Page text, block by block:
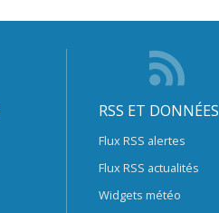
RSS ET DONNÉES
Flux RSS alertes
Flux RSS actualités
Widgets météo